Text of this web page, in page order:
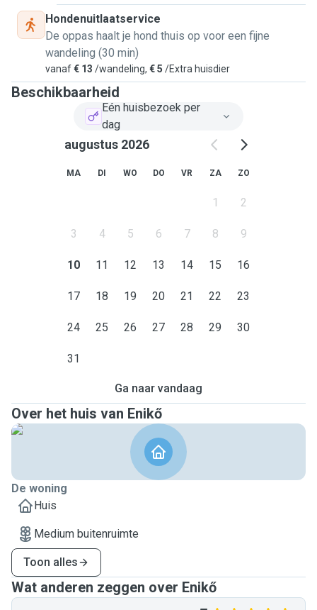
Hondenuitlaatservice
De oppas haalt je hond thuis op voor een fijne
wandeling (30 min)
vanaf€ 13 /wandeling, € 5 /Extra huisdier
Beschikbaarheid
Eén huisbezoek per
dag
augustus 2026
MA DI WO DO VR ZA ZO
1 2
3 4 5 6 7 8 9
10 11 12 13 14 15 16
17 18 19 20 21 22 23
24 25 26 27 28 29 30
31
Ga naar vandaag
Over het huis van Enikő
De woning
Huis
Medium buitenruimte
Toon alles
Wat anderen zeggen over Enikő